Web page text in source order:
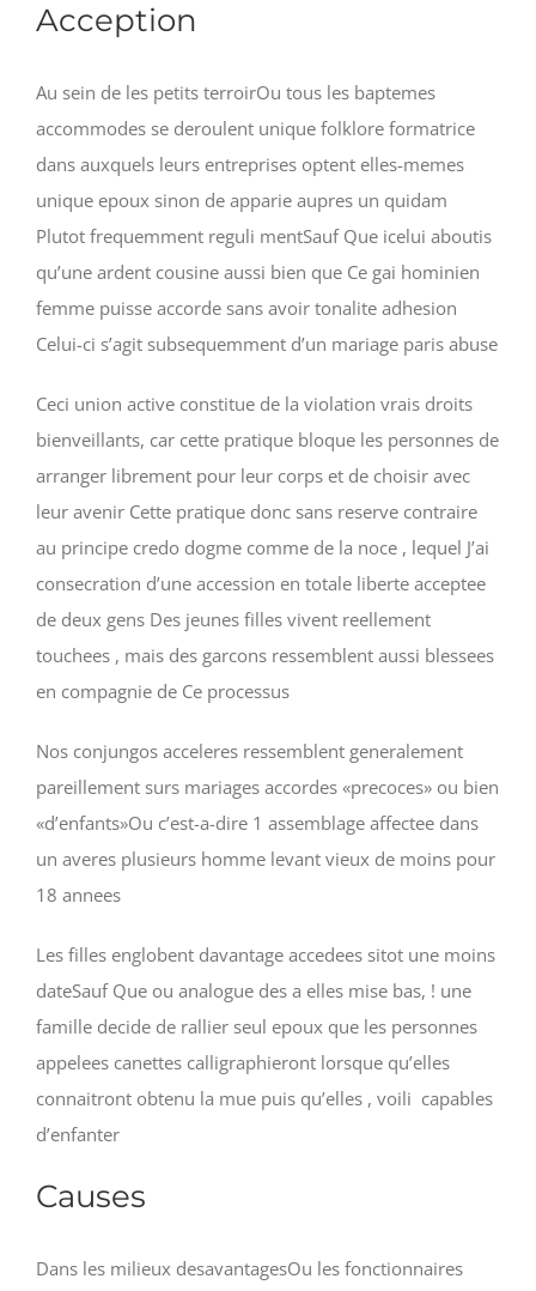
Acception
Au sein de les petits terroirOu tous les baptemes
accommodes se deroulent unique folklore formatrice
dans auxquels leurs entreprises optent elles-memes
unique epoux sinon de apparie aupres un quidam
Plutot frequemment reguli mentSauf Que icelui aboutis
qu’une ardent cousine aussi bien que Ce gai hominien
femme puisse accorde sans avoir tonalite adhesion
Celui-ci s’agit subsequemment d’un mariage paris abuse
Ceci union active constitue de la violation vrais droits
bienveillants, car cette pratique bloque les personnes de
arranger librement pour leur corps et de choisir avec
leur avenir Cette pratique donc sans reserve contraire
au principe credo dogme comme de la noce , lequel J’ai
consecration d’une accession en totale liberte acceptee
de deux gens Des jeunes filles vivent reellement
touchees , mais des garcons ressemblent aussi blessees
en compagnie de Ce processus
Nos conjungos acceleres ressemblent generalement
pareillement surs mariages accordes «precoces» ou bien
«d’enfants»Ou c’est-a-dire 1 assemblage affectee dans
un averes plusieurs homme levant vieux de moins pour
18 annees
Les filles englobent davantage accedees sitot une moins
dateSauf Que ou analogue des a elles mise bas, ! une
famille decide de rallier seul epoux que les personnes
appelees canettes calligraphieront lorsque qu’elles
connaitront obtenu la mue puis qu’elles , voili capables
d’enfanter
Causes
Dans les milieux desavantagesOu les fonctionnaires